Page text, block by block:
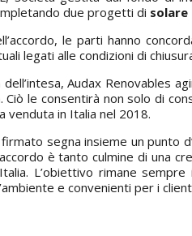
due progetti di
le parti hanno
legati alle condizioni di
Audax Renovables
Ciò le consentirà non solo di
venduta in Italia nel 2018.
firmato segna insieme un punto
è tanto culmine di
L’obiettivo rimane
e convenienti per i